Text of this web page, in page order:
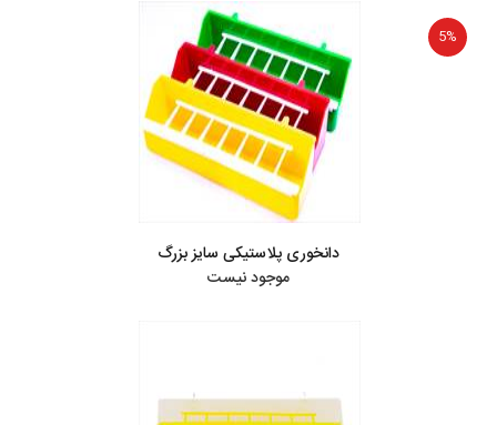
5%
دانخوری پلاستیکی سایز بزرگ
موجود نیست